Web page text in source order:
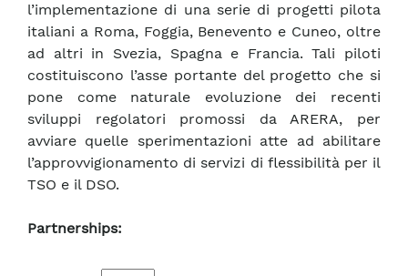
l’implementazione di una serie di progetti pilota
italiani a Roma, Foggia, Benevento e Cuneo, oltre
ad altri in Svezia, Spagna e Francia. Tali piloti
costituiscono l’asse portante del progetto che si
pone come naturale evoluzione dei recenti
sviluppi regolatori promossi da ARERA, per
avviare quelle sperimentazioni atte ad abilitare
l’approvvigionamento di servizi di flessibilità per il
TSO e il DSO.
Partnerships: